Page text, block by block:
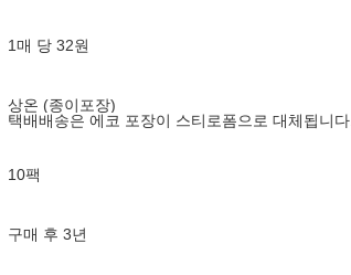
1매 당 32원
상온 (종이포장)
택배배송은 에코 포장이 스티로폼으로 대체됩니다.
10팩
구매 후 3년